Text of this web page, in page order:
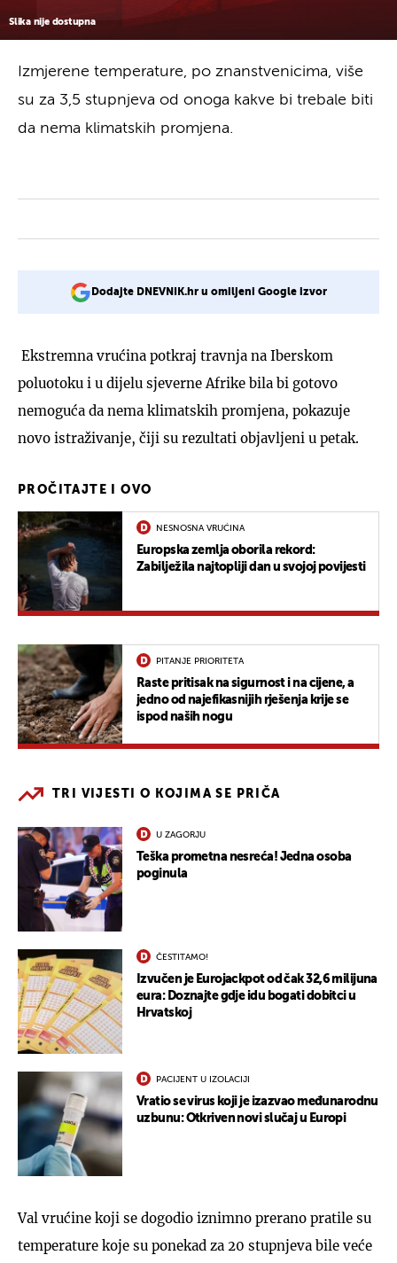
Slika nije dostupna
Izmjerene temperature, po znanstvenicima, više
su za 3,5 stupnjeva od onoga kakve bi trebale biti
da nema klimatskih promjena.
Dodajte DNEVNIK.hr u omiljeni Google izvor
Ekstremna vrućina potkraj travnja na Iberskom
poluotoku i u dijelu sjeverne Afrike bila bi gotovo
nemoguća da nema klimatskih promjena, pokazuje
novo istraživanje, čiji su rezultati objavljeni u petak.
PROČITAJTE I OVO
NESNOSNA VRUĆINA
Europska zemlja oborila rekord:
Zabilježila najtopliji dan u svojoj povijesti
PITANJE PRIORITETA
Raste pritisak na sigurnost i na cijene, a
jedno od najefikasnijih rješenja krije se
ispod naših nogu
TRI VIJESTI O KOJIMA SE PRIČA
U ZAGORJU
Teška prometna nesreća! Jedna osoba
poginula
ČESTITAMO!
Izvučen je Eurojackpot od čak 32,6 milijuna
eura: Doznajte gdje idu bogati dobitci u
Hrvatskoj
PACIJENT U IZOLACIJI
Vratio se virus koji je izazvao međunarodnu
uzbunu: Otkriven novi slučaj u Europi
Val vrućine koji se dogodio iznimno prerano pratile su
temperature koje su ponekad za 20 stupnjeva bile veće